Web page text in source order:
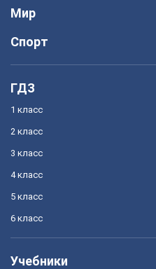
Мир
Спорт
ГДЗ
1 класс
2 класс
3 класс
4 класс
5 класс
6 класс
Учебники